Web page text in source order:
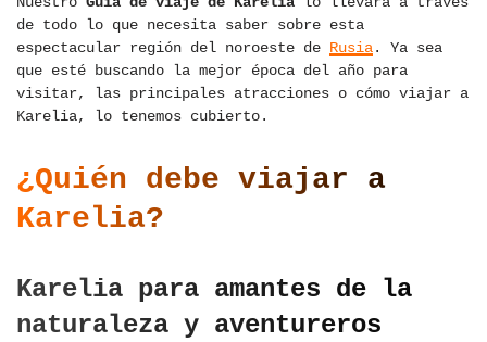
de todo lo que necesita saber sobre esta
espectacular región del noroeste de Rusia. Ya sea
que esté buscando la mejor época del año para
visitar, las principales atracciones o cómo viajar a
Karelia, lo tenemos cubierto.
¿Quién debe viajar a
Karelia?
Karelia para amantes de la
naturaleza y aventureros